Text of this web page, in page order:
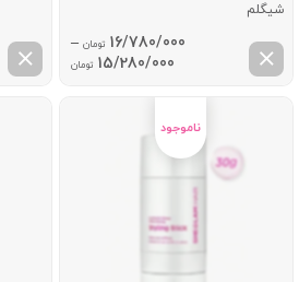
شیگلم
16/780/000 تومان –
15/280/000 تومانPrice
range: